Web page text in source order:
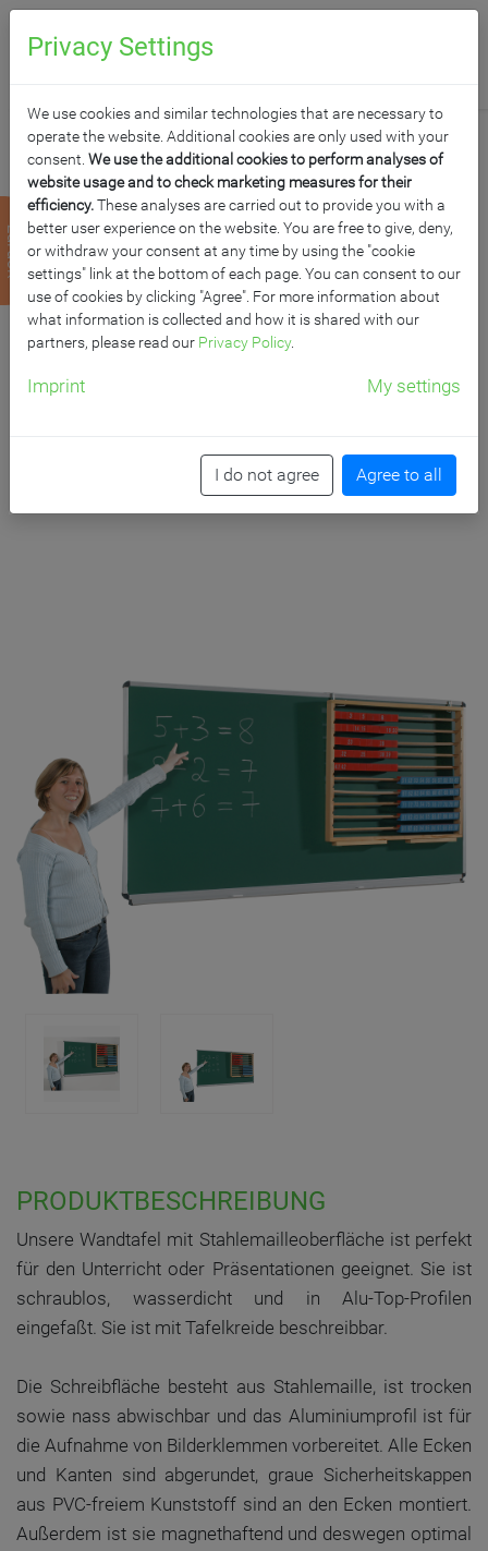
zurück WANDTAFEL AUS
STAHLEMAILLE, SERIE
E
Tafelfläche: B/H: 200x100 cm, mit Ablage, schwarz
Artikelnummer: ESA 201
PRODUKTBESCHREIBUNG
Unsere Wandtafel mit Stahlemailleoberfläche ist perfekt
für den Unterricht oder Präsentationen geeignet. Sie ist
schraublos, wasserdicht und in Alu-Top-Profilen
eingefaßt. Sie ist mit Tafelkreide beschreibbar.
Die Schreibfläche besteht aus Stahlemaille, ist trocken
sowie nass abwischbar und das Aluminiumprofil ist für
die Aufnahme von Bilderklemmen vorbereitet. Alle Ecken
und Kanten sind abgerundet, graue Sicherheitskappen
aus PVC-freiem Kunststoff sind an den Ecken montiert.
Außerdem ist sie magnethaftend und deswegen optimal
Privacy Settings
We use cookies and similar technologies that are necessary to
operate the website. Additional cookies are only used with your
consent. We use the additional cookies to perform analyses of
website usage and to check marketing measures for their
efficiency.These analyses are carried out to provide you with a
better user experience on the website. You are free to give, deny,
or withdraw your consent at any time by using the "cookie
settings" link at the bottom of each page. You can consent to our
use of cookies by clicking "Agree". For more information about
what information is collected and how it is shared with our
partners, please read our Privacy Policy.
Imprint My settings
I do not agree Agree to all